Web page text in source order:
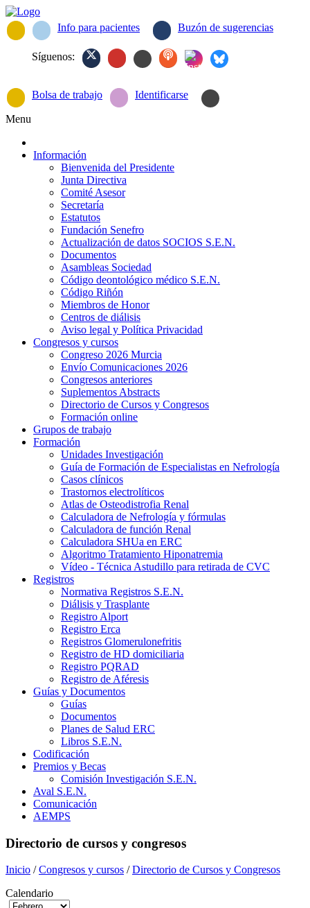
Info para pacientes Buzón de sugerencias
Síguenos:
Bolsa de trabajo Identificarse
Menu
Información
Bienvenida del Presidente
Junta Directiva
Comité Asesor
Secretaría
Estatutos
Fundación Senefro
Actualización de datos SOCIOS S.E.N.
Documentos
Asambleas Sociedad
Código deontológico médico S.E.N.
Código Riñón
Miembros de Honor
Centros de diálisis
Aviso legal y Política Privacidad
Congresos y cursos
Congreso 2026 Murcia
Envío Comunicaciones 2026
Congresos anteriores
Suplementos Abstracts
Directorio de Cursos y Congresos
Formación online
Grupos de trabajo
Formación
Unidades Investigación
Guía de Formación de Especialistas en Nefrología
Casos clínicos
Trastornos electrolíticos
Atlas de Osteodistrofia Renal
Calculadora de Nefrología y fórmulas
Calculadora de función Renal
Calculadora SHUa en ERC
Algoritmo Tratamiento Hiponatremia
Vídeo - Técnica Astudillo para retirada de CVC
Registros
Normativa Registros S.E.N.
Diálisis y Trasplante
Registro Alport
Registro Erca
Registros Glomerulonefritis
Registro de HD domiciliaria
Registro PQRAD
Registro de Aféresis
Guías y Documentos
Guías
Documentos
Planes de Salud ERC
Libros S.E.N.
Codificación
Premios y Becas
Comisión Investigación S.E.N.
Aval S.E.N.
Comunicación
AEMPS
Directorio de cursos y congresos
Inicio /Congresos y cursos /Directorio de Cursos y Congresos
Calendario